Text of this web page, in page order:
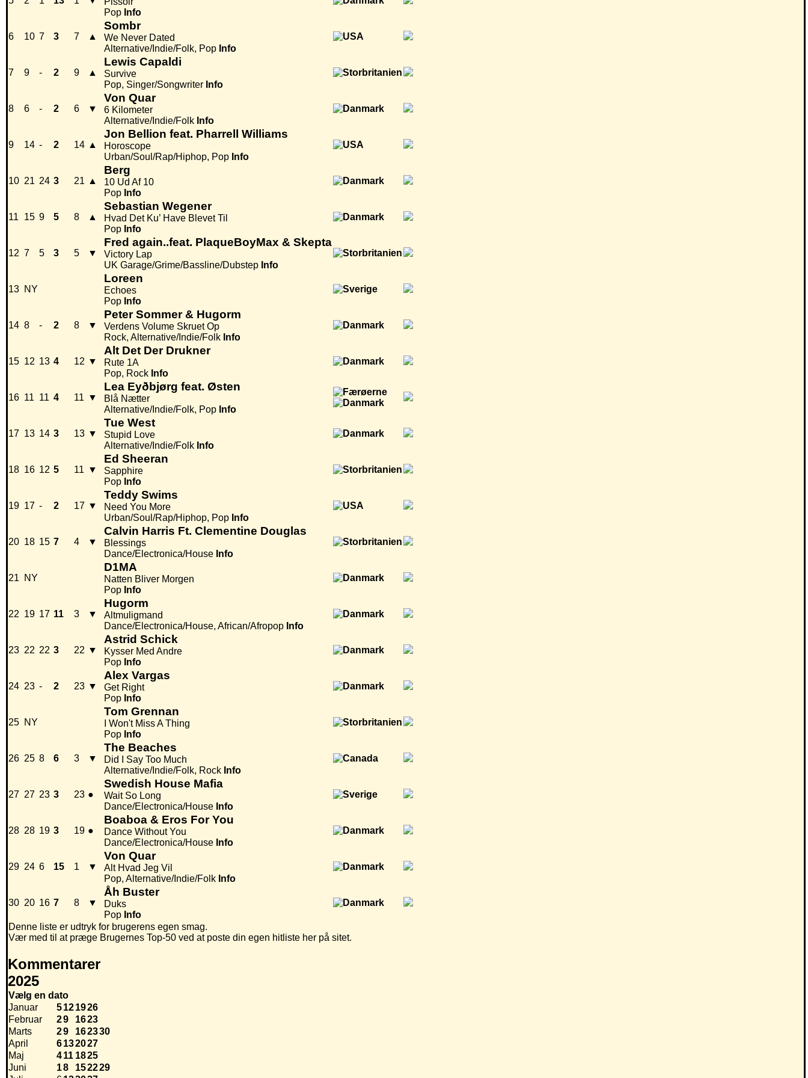
Pop Info
6 10 7 3 7 ▲
Sombr
We Never Dated
Alternative/Indie/Folk, Pop Info
7 9 - 2 9 ▲
Lewis Capaldi
Survive
Pop, Singer/Songwriter Info
8 6 - 2 6 ▼
Von Quar
6 Kilometer
Alternative/Indie/Folk Info
9 14 - 2 14 ▲
Jon Bellion feat. Pharrell Williams
Horoscope
Urban/Soul/Rap/Hiphop, Pop Info
10 21 24 3 21 ▲
Berg
10 Ud Af 10
Pop Info
11 15 9 5 8 ▲
Sebastian Wegener
Hvad Det Ku’ Have Blevet Til
Pop Info
12 7 5 3 5 ▼
Fred again..feat. PlaqueBoyMax & Skepta
Victory Lap
UK Garage/Grime/Bassline/Dubstep Info
13 NY
Loreen
Echoes
Pop Info
14 8 - 2 8 ▼
Peter Sommer & Hugorm
Verdens Volume Skruet Op
Rock, Alternative/Indie/Folk Info
15 12 13 4 12 ▼
Alt Det Der Drukner
Rute 1A
Pop, Rock Info
16 11 11 4 11 ▼
Lea Eyðbjørg feat. Østen
Blå Nætter
Alternative/Indie/Folk, Pop Info
17 13 14 3 13 ▼
Tue West
Stupid Love
Alternative/Indie/Folk Info
18 16 12 5 11 ▼
Ed Sheeran
Sapphire
Pop Info
19 17 - 2 17 ▼
Teddy Swims
Need You More
Urban/Soul/Rap/Hiphop, Pop Info
20 18 15 7 4 ▼
Calvin Harris Ft. Clementine Douglas
Blessings
Dance/Electronica/House Info
21 NY
D1MA
Natten Bliver Morgen
Pop Info
22 19 17 11 3 ▼
Hugorm
Altmuligmand
Dance/Electronica/House, African/Afropop Info
23 22 22 3 22 ▼
Astrid Schick
Kysser Med Andre
Pop Info
24 23 - 2 23 ▼
Alex Vargas
Get Right
Pop Info
25 NY
Tom Grennan
I Won't Miss A Thing
Pop Info
26 25 8 6 3 ▼
The Beaches
Did I Say Too Much
Alternative/Indie/Folk, Rock Info
27 27 23 3 23 ●
Swedish House Mafia
Wait So Long
Dance/Electronica/House Info
28 28 19 3 19 ●
Boaboa & Eros For You
Dance Without You
Dance/Electronica/House Info
29 24 6 15 1 ▼
Von Quar
Alt Hvad Jeg Vil
Pop, Alternative/Indie/Folk Info
30 20 16 7 8 ▼
Åh Buster
Duks
Pop Info
Denne liste er udtryk for brugerens egen smag.
Vær med til at præge Brugernes Top-50 ved at poste din egen hitliste her på sitet.
Kommentarer
2025
Vælg en dato
Januar
5121926
Februar
29 1623
Marts
29 162330
April
6132027
Maj
411 1825
Juni
18 152229